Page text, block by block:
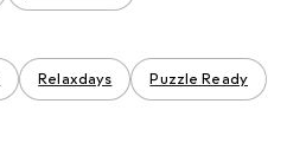
Relaxdays Puzzle Ready